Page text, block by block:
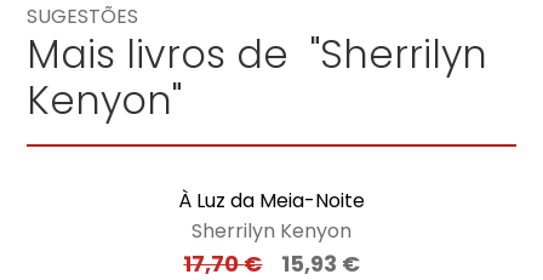
SUGESTÕES
Mais livros de "Sherrilyn
Kenyon"
À Luz da Meia-Noite
Sherrilyn Kenyon
17,70€ 15,93 €